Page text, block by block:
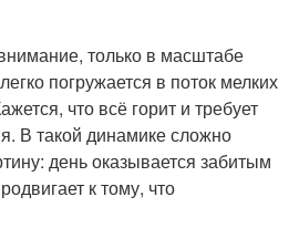
только в масштабе
погружается в поток мелких
что всё горит и требует
В такой динамике сложно
день оказывается забитым
к тому, что